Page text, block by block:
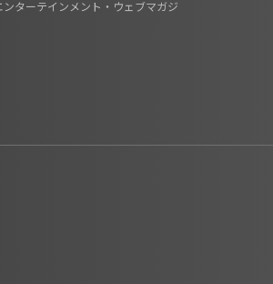
ンターテインメント・ウェブマガジ